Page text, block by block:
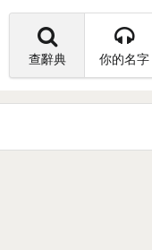
查辭典 你的名字